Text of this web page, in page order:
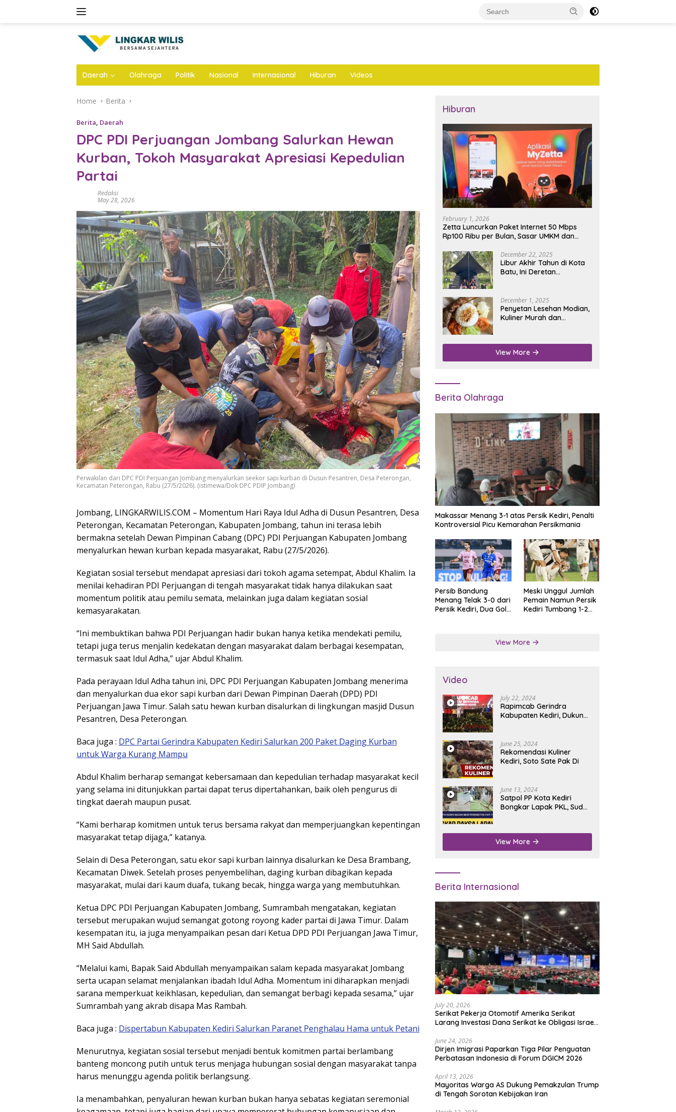
Daerah Olahraga Politik Nasional Internasional Hiburan Videos
Home Berita
Berita, Daerah
DPC PDI Perjuangan Jombang Salurkan Hewan
Kurban, Tokoh Masyarakat Apresiasi Kepedulian
Partai
Redaksi
May 28, 2026
Perwakilan dari DPC PDI Perjuangan Jombang menyalurkan seekor sapi kurban di Dusun Pesantren, Desa Peterongan,
Kecamatan Peterongan, Rabu (27/5/2026). (istimewa/Dok DPC PDIP Jombang)
Jombang, LINGKARWILIS.COM – Momentum Hari Raya Idul Adha di Dusun Pesantren, Desa
Peterongan, Kecamatan Peterongan, Kabupaten Jombang, tahun ini terasa lebih
bermakna setelah Dewan Pimpinan Cabang (DPC) PDI Perjuangan Kabupaten Jombang
menyalurkan hewan kurban kepada masyarakat, Rabu (27/5/2026).
Kegiatan sosial tersebut mendapat apresiasi dari tokoh agama setempat, Abdul Khalim. Ia
menilai kehadiran PDI Perjuangan di tengah masyarakat tidak hanya dilakukan saat
momentum politik atau pemilu semata, melainkan juga dalam kegiatan sosial
kemasyarakatan.
“Ini membuktikan bahwa PDI Perjuangan hadir bukan hanya ketika mendekati pemilu,
tetapi juga terus menjalin kedekatan dengan masyarakat dalam berbagai kesempatan,
termasuk saat Idul Adha,” ujar Abdul Khalim.
Pada perayaan Idul Adha tahun ini, DPC PDI Perjuangan Kabupaten Jombang menerima
dan menyalurkan dua ekor sapi kurban dari Dewan Pimpinan Daerah (DPD) PDI
Perjuangan Jawa Timur. Salah satu hewan kurban disalurkan di lingkungan masjid Dusun
Pesantren, Desa Peterongan.
Baca juga : DPC Partai Gerindra Kabupaten Kediri Salurkan 200 Paket Daging Kurban
untuk Warga Kurang Mampu
Abdul Khalim berharap semangat kebersamaan dan kepedulian terhadap masyarakat kecil
yang selama ini ditunjukkan partai dapat terus dipertahankan, baik oleh pengurus di
tingkat daerah maupun pusat.
“Kami berharap komitmen untuk terus bersama rakyat dan memperjuangkan kepentingan
masyarakat tetap dijaga,” katanya.
Selain di Desa Peterongan, satu ekor sapi kurban lainnya disalurkan ke Desa Brambang,
Kecamatan Diwek. Setelah proses penyembelihan, daging kurban dibagikan kepada
masyarakat, mulai dari kaum duafa, tukang becak, hingga warga yang membutuhkan.
Ketua DPC PDI Perjuangan Kabupaten Jombang, Sumrambah mengatakan, kegiatan
tersebut merupakan wujud semangat gotong royong kader partai di Jawa Timur. Dalam
kesempatan itu, ia juga menyampaikan pesan dari Ketua DPD PDI Perjuangan Jawa Timur,
MH Said Abdullah.
“Melalui kami, Bapak Said Abdullah menyampaikan salam kepada masyarakat Jombang
serta ucapan selamat menjalankan ibadah Idul Adha. Momentum ini diharapkan menjadi
sarana memperkuat keikhlasan, kepedulian, dan semangat berbagi kepada sesama,” ujar
Sumrambah yang akrab disapa Mas Rambah.
Baca juga : Dispertabun Kabupaten Kediri Salurkan Paranet Penghalau Hama untuk Petani
Menurutnya, kegiatan sosial tersebut menjadi bentuk komitmen partai berlambang
banteng moncong putih untuk terus menjaga hubungan sosial dengan masyarakat tanpa
harus menunggu agenda politik berlangsung.
Ia menambahkan, penyaluran hewan kurban bukan hanya sebatas kegiatan seremonial
Hiburan
February 1, 2026
Zetta Luncurkan Paket Internet 50 Mbps
Rp100 Ribu per Bulan, Sasar UMKM dan
December 22, 2025
Libur Akhir Tahun di Kota
Batu, Ini Deretan
December 1, 2025
Penyetan Lesehan Modian,
Kuliner Murah dan
Nganjuk
View More
Berita Olahraga
Makassar Menang 3-1 atas Persik Kediri, Penalti
Kontroversial Picu Kemarahan Persikmania
Persib Bandung
Menang Telak 3-0 dari
Persik Kediri, Dua Gol
Meski Unggul Jumlah
Pemain Namun Persik
Kediri Tumbang 1-2
View More
Video
July 22, 2024
Rapimcab Gerindra
Kabupaten Kediri, Dukung
June 25, 2024
Rekomendasi Kuliner
Kediri, Soto Sate Pak Di
June 13, 2024
Satpol PP Kota Kediri
Bongkar Lapak PKL, Sudah
View More
Berita Internasional
July 20, 2026
Serikat Pekerja Otomotif Amerika Serikat
Larang Investasi Dana Serikat ke Obligasi Israel,
June 24, 2026
Dirjen Imigrasi Paparkan Tiga Pilar Penguatan
Perbatasan Indonesia di Forum DGICM 2026
April 13, 2026
Mayoritas Warga AS Dukung Pemakzulan Trump
di Tengah Sorotan Kebijakan Iran